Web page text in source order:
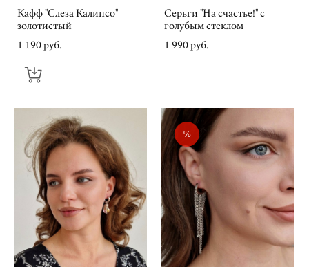
Кафф "Слеза Калипсо"
золотистый
1 190 pуб.
Серьги "На счастье!" с
голубым стеклом
1 990 pуб.
%